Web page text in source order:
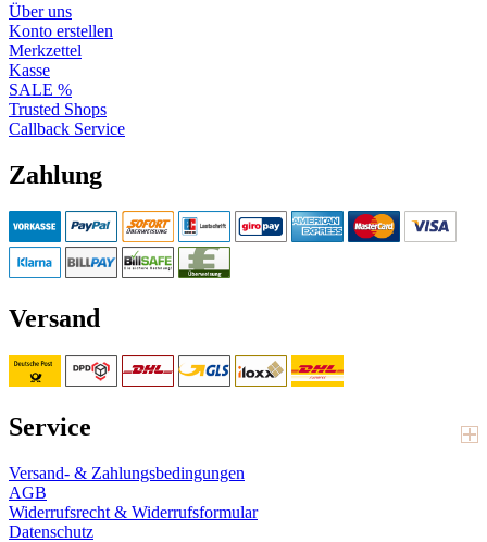
Über uns
Konto erstellen
Merkzettel
Kasse
SALE %
Trusted Shops
Callback Service
Zahlung
Versand
Service
Versand- & Zahlungsbedingungen
AGB
Widerrufsrecht & Widerrufsformular
Datenschutz